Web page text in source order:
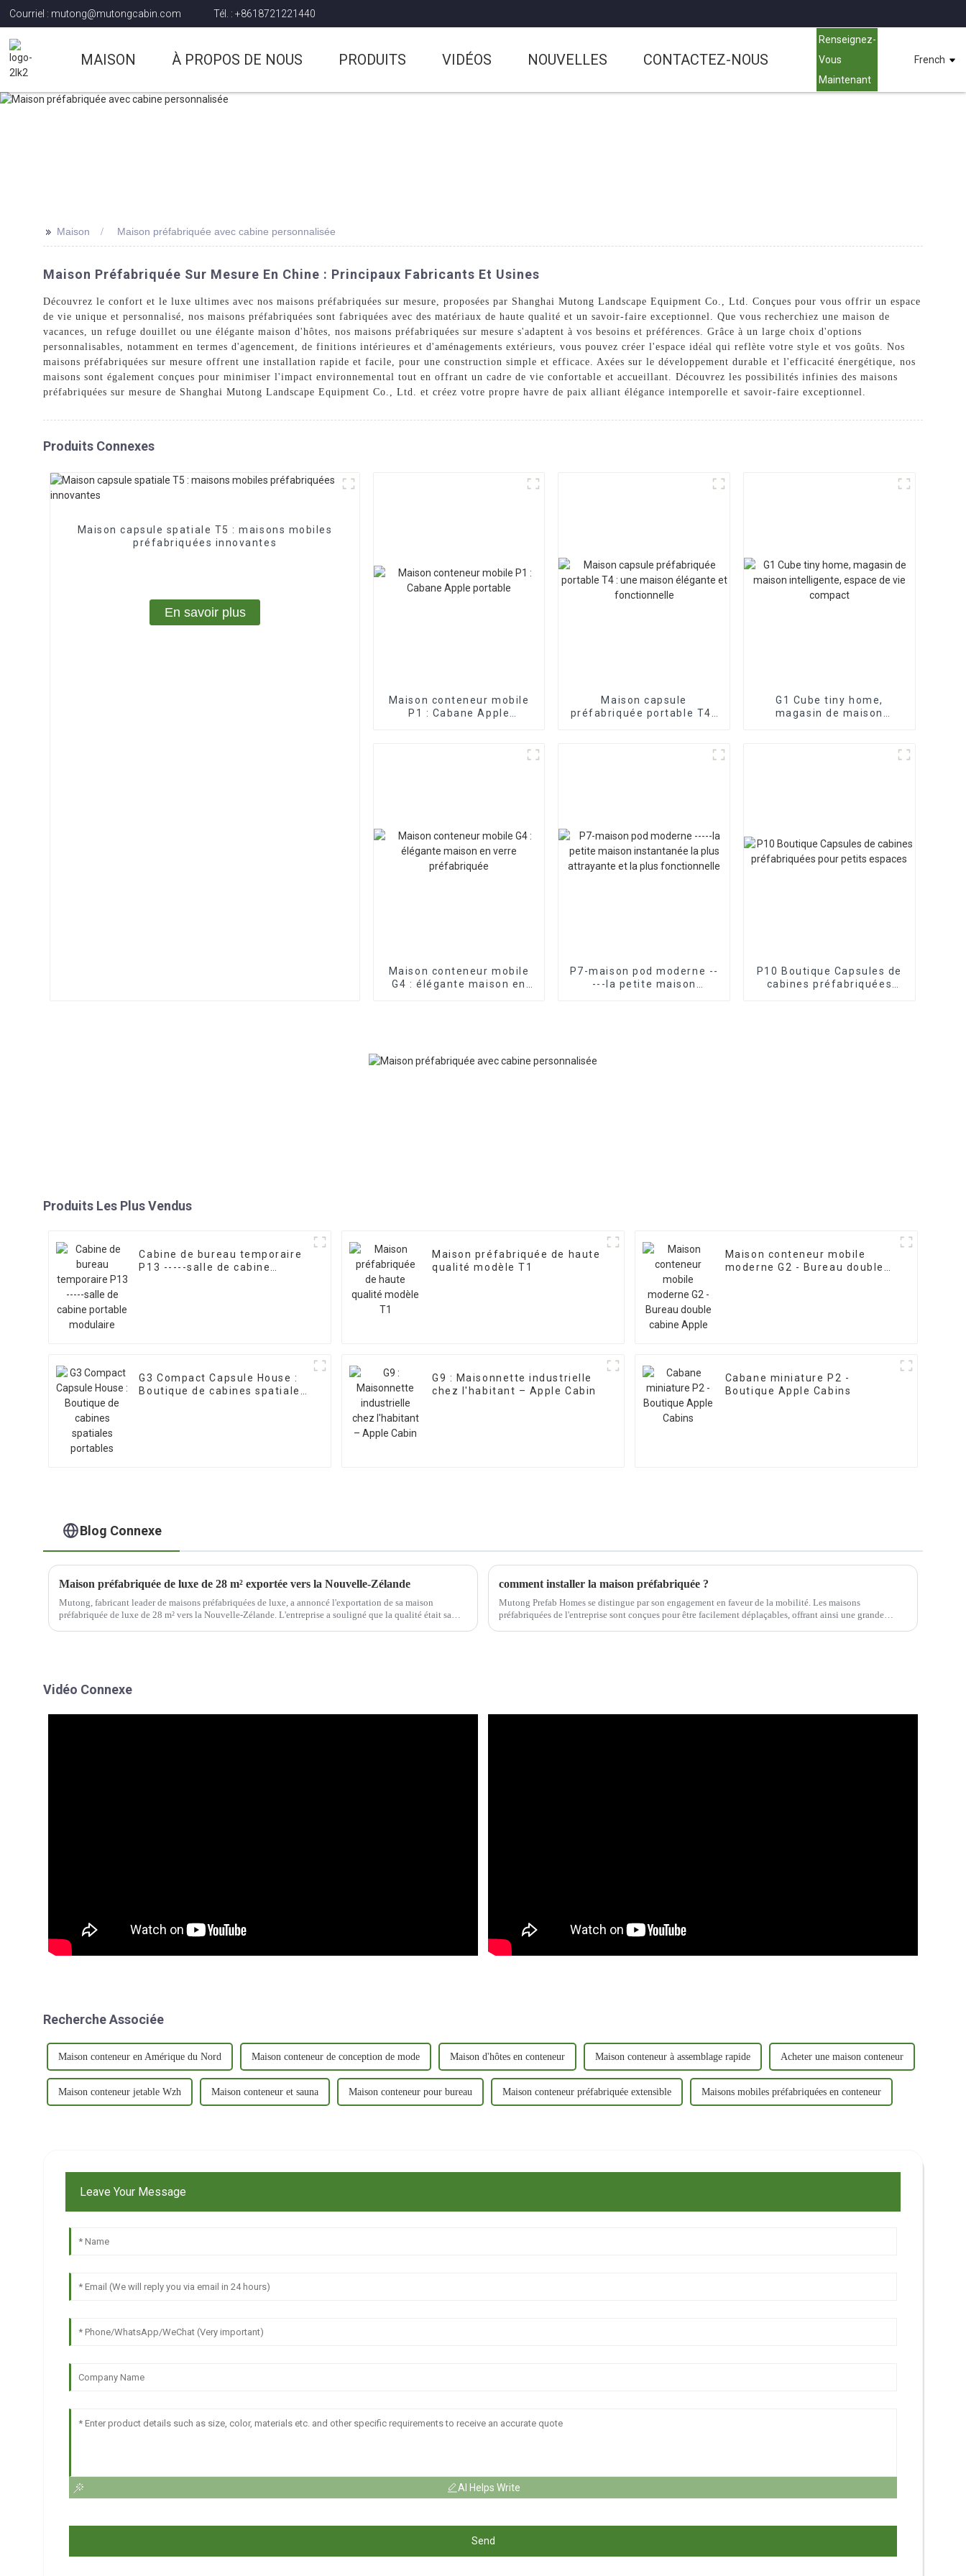
Courriel : mutong@mutongcabin.com Tél. : +8618721221440
MAISON À PROPOS DE NOUS PRODUITS VIDÉOS NOUVELLES CONTACTEZ-NOUS
Renseignez-
Vous
Maintenant
French
>> Maison Maison préfabriquée avec cabine personnalisée
Maison Préfabriquée Sur Mesure En Chine : Principaux Fabricants Et Usines
Découvrez le confort et le luxe ultimes avec nos maisons préfabriquées sur mesure, proposées par Shanghai Mutong Landscape Equipment Co., Ltd. Conçues pour vous offrir un espace
de vie unique et personnalisé, nos maisons préfabriquées sont fabriquées avec des matériaux de haute qualité et un savoir-faire exceptionnel. Que vous recherchiez une maison de
vacances, un refuge douillet ou une élégante maison d'hôtes, nos maisons préfabriquées sur mesure s'adaptent à vos besoins et préférences. Grâce à un large choix d'options
personnalisables, notamment en termes d'agencement, de finitions intérieures et d'aménagements extérieurs, vous pouvez créer l'espace idéal qui reflète votre style et vos goûts. Nos
maisons préfabriquées sur mesure offrent une installation rapide et facile, pour une construction simple et efficace. Axées sur le développement durable et l'efficacité énergétique, nos
maisons sont également conçues pour minimiser l'impact environnemental tout en offrant un cadre de vie confortable et accueillant. Découvrez les possibilités infinies des maisons
préfabriquées sur mesure de Shanghai Mutong Landscape Equipment Co., Ltd. et créez votre propre havre de paix alliant élégance intemporelle et savoir-faire exceptionnel.
Produits Connexes
Maison capsule spatiale T5 : maisons mobiles
préfabriquées innovantes
En savoir plus
Maison conteneur mobile
P1 : Cabane Apple
Maison capsule
préfabriquée portable T4 :
G1 Cube tiny home,
magasin de maison
Maison conteneur mobile
G4 : élégante maison en
P7-maison pod moderne --
---la petite maison
P10 Boutique Capsules de
cabines préfabriquées
Produits Les Plus Vendus
Cabine de bureau temporaire
P13 -----salle de cabine
Maison préfabriquée de haute
qualité modèle T1
Maison conteneur mobile
moderne G2 - Bureau double
G3 Compact Capsule House :
Boutique de cabines spatiales
G9 : Maisonnette industrielle
chez l'habitant – Apple Cabin
Cabane miniature P2 -
Boutique Apple Cabins
Blog Connexe
Maison préfabriquée de luxe de 28 m² exportée vers la Nouvelle-Zélande
Mutong, fabricant leader de maisons préfabriquées de luxe, a annoncé l'exportation de sa maison
préfabriquée de luxe de 28 m² vers la Nouvelle-Zélande. L'entreprise a souligné que la qualité était sa
comment installer la maison préfabriquée ?
Mutong Prefab Homes se distingue par son engagement en faveur de la mobilité. Les maisons
préfabriquées de l'entreprise sont conçues pour être facilement déplaçables, offrant ainsi une grande
Vidéo Connexe
Recherche Associée
Maison conteneur en Amérique du Nord Maison conteneur de conception de mode Maison d'hôtes en conteneur Maison conteneur à assemblage rapide Acheter une maison conteneur
Maison conteneur jetable Wzh Maison conteneur et sauna Maison conteneur pour bureau Maison conteneur préfabriquée extensible Maisons mobiles préfabriquées en conteneur
Leave Your Message
AI Helps Write
Send